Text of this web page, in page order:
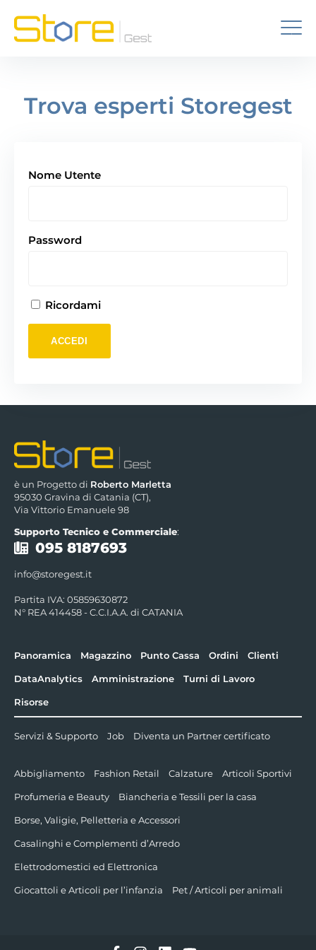
Trova esperti Storegest
Nome Utente
Password
Ricordami
è un Progetto di Roberto Marletta
95030 Gravina di Catania (CT),
Via Vittorio Emanuele 98
Supporto Tecnico e Commerciale:
095 8187693
info@storegest.it
Partita IVA: 05859630872
N° REA 414458 - C.C.I.A.A. di CATANIA
Panoramica Magazzino Punto Cassa Ordini Clienti
DataAnalytics Amministrazione Turni di Lavoro
Risorse
Servizi & Supporto Job Diventa un Partner certificato
Abbigliamento Fashion Retail Calzature Articoli Sportivi
Profumeria e Beauty Biancheria e Tessili per la casa
Borse, Valigie, Pelletteria e Accessori
Casalinghi e Complementi d’Arredo
Elettrodomestici ed Elettronica
Giocattoli e Articoli per l’infanzia Pet / Articoli per animali